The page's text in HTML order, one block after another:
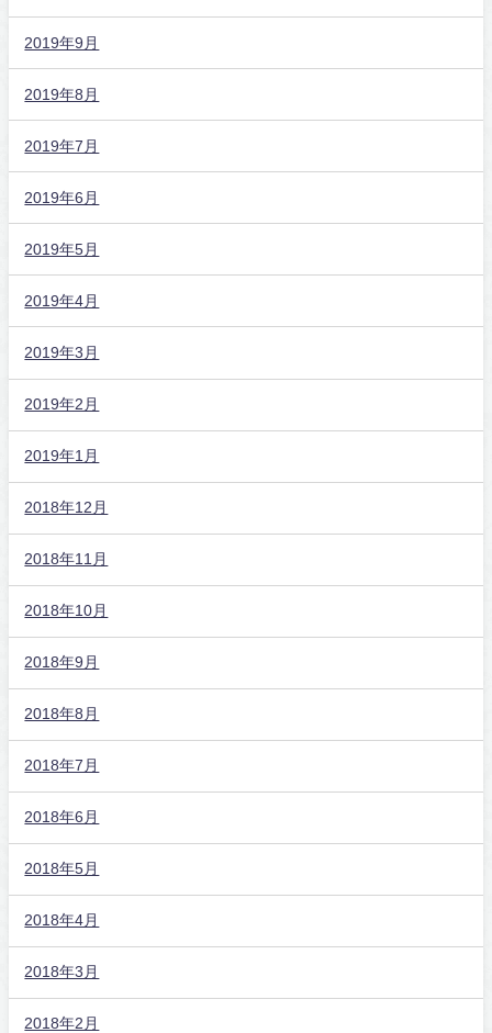
2019年9月
2019年8月
2019年7月
2019年6月
2019年5月
2019年4月
2019年3月
2019年2月
2019年1月
2018年12月
2018年11月
2018年10月
2018年9月
2018年8月
2018年7月
2018年6月
2018年5月
2018年4月
2018年3月
2018年2月